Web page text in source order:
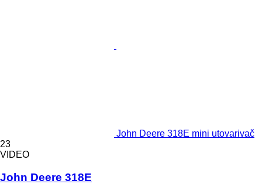
John Deere 318E mini utovarivač
23
VIDEO
John Deere 318E